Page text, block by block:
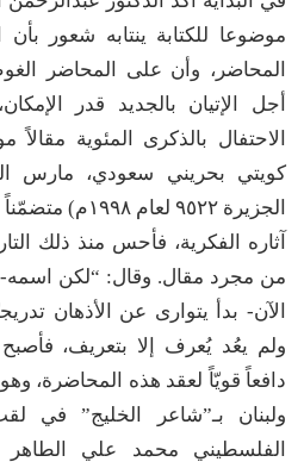
موضوعا للكتابة ينتابه شعور
المحاضر، وأن على المحاضر
أجل الإتيان بالجديد قدر
الاحتفال بالذكرى المئوية مقالاً
كويتي بحريني سعودي، مارس
الجزيرة ٩٥٢٢
آثاره الفكرية، فأحس منذ ذلك
من مجرد مقال. وقال: “لكن
الآن- بدأ يتوارى عن الأذهان
ولم يعُد يُعرف إلا بتعريف، فأصبح
دافعاً قويّاً لعقد هذه المحاضرة،
ولبنان بـ”شاعر الخليج” في
الفلسطيني محمد علي